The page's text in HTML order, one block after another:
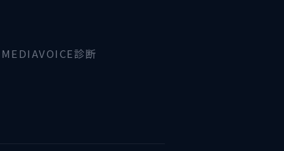
MEDIAVOICE診断